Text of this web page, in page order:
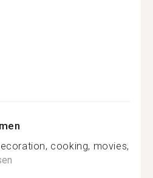
cooking, movies,